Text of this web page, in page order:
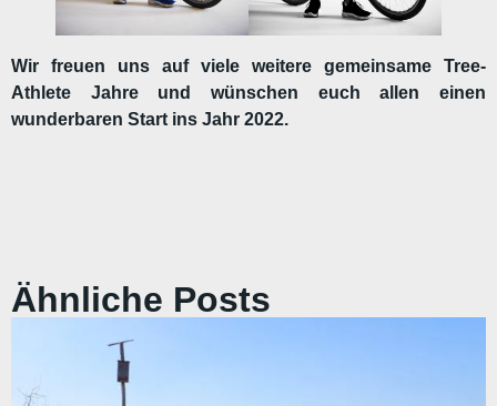
Wir freuen uns auf viele weitere gemeinsame Tree-
Athlete Jahre und wünschen euch allen einen
wunderbaren Start ins Jahr 2022.
Ähnliche Posts